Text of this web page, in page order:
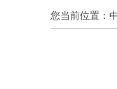
您当前位置：